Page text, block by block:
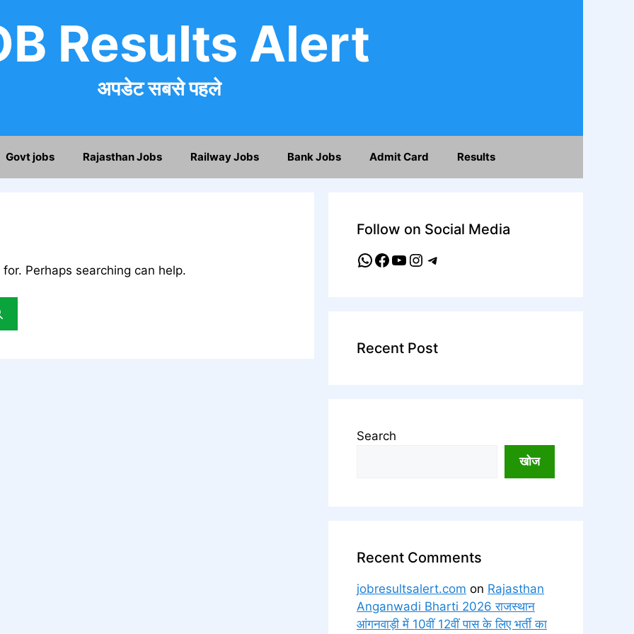
Results Alert
अपडेट सबसे पहले
Govt jobs Rajasthan Jobs Railway Jobs Bank Jobs Admit Card Results
Perhaps searching can help.
Follow on Social Media
WhatsApp
Facebook
YouTube
Instagram
Telegram
Recent Post
Search
खोज
Recent Comments
jobresultsalert.com on Rajasthan
Anganwadi Bharti 2026 राजस्थान
आंगनवाड़ी में 10वीं 12वीं पास के लिए भर्ती का